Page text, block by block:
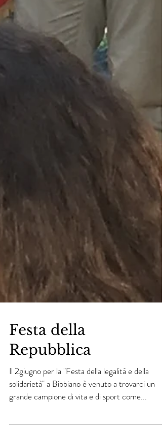
Festa della
Repubblica
Il 2giugno per la "Festa della legalità e della
grande campione di vita e di sport come...